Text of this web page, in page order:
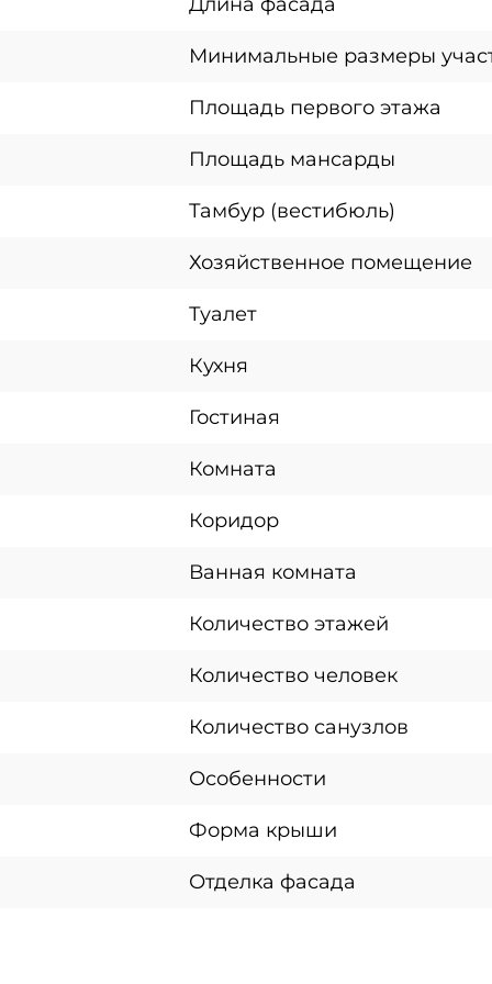
Минимальные размеры
Площадь первого этажа
Площадь мансарды
Тамбур (вестибюль)
Хозяйственное помещение
Туалет
Кухня
Гостиная
Комната
Коридор
Ванная комната
Количество этажей
Количество человек
Количество санузлов
Особенности
Форма крыши
Отделка фасада